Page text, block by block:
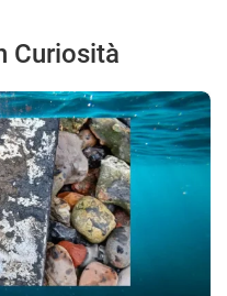
Curiosità